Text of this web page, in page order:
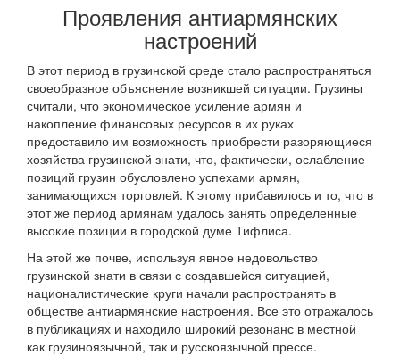
Проявления антиармянских
настроений
В этот период в грузинской среде стало распространяться
своеобразное объяснение возникшей ситуации. Грузины
считали, что экономическое усиление армян и
накопление финансовых ресурсов в их руках
предоставило им возможность приобрести разоряющиеся
хозяйства грузинской знати, что, фактически, ослабление
позиций грузин обусловлено успехами армян,
занимающихся торговлей. К этому прибавилось и то, что в
этот же период армянам удалось занять определенные
высокие позиции в городской думе Тифлиса.
На этой же почве, используя явное недовольство
грузинской знати в связи с создавшейся ситуацией,
националистические круги начали распространять в
обществе антиармянские настроения. Все это отражалось
в публикациях и находило широкий резонанс в местной
как грузиноязычной, так и русскоязычной прессе.